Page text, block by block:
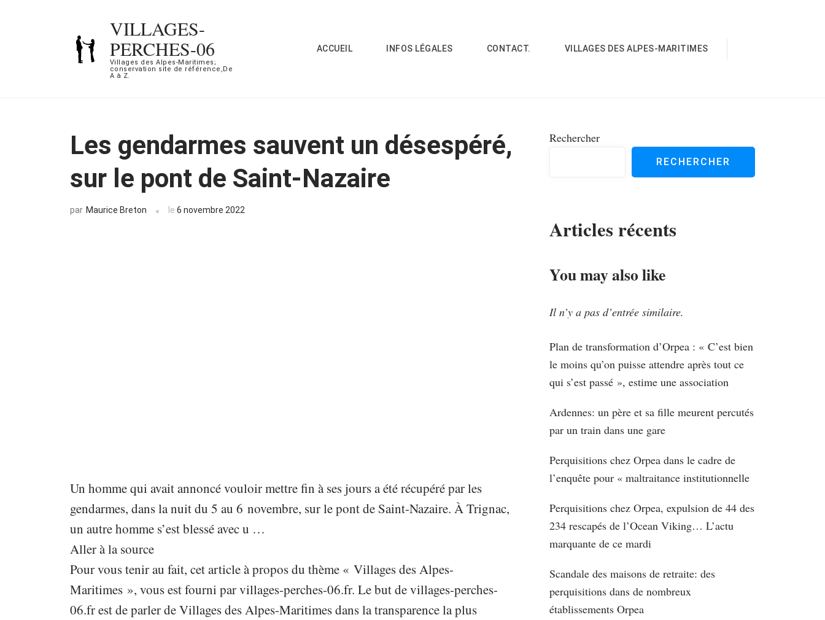
VILLAGES-
PERCHES-06
Villages des Alpes-Maritimes;
conservation site de référence,De
A à Z.
ACCUEIL INFOS LÉGALES CONTACT. VILLAGES DES ALPES-MARITIMES
Les gendarmes sauvent un désespéré,
sur le pont de Saint-Nazaire
par Maurice Breton le 6 novembre 2022
Un homme qui avait annoncé vouloir mettre fin à ses jours a été récupéré par les
gendarmes, dans la nuit du 5 au 6 novembre, sur le pont de Saint-Nazaire. À Trignac,
un autre homme s’est blessé avec u …
Aller à la source
Pour vous tenir au fait, cet article à propos du thème « Villages des Alpes-
Maritimes », vous est fourni par villages-perches-06.fr. Le but de villages-perches-
06.fr est de parler de Villages des Alpes-Maritimes dans la transparence la plus
Rechercher
RECHERCHER
Articles récents
You may also like
Il n’y a pas d’entrée similaire.
Plan de transformation d’Orpea : « C’est bien
le moins qu’on puisse attendre après tout ce
qui s’est passé », estime une association
Ardennes: un père et sa fille meurent percutés
par un train dans une gare
Perquisitions chez Orpea dans le cadre de
l’enquête pour « maltraitance institutionnelle
Perquisitions chez Orpea, expulsion de 44 des
234 rescapés de l’Ocean Viking… L’actu
marquante de ce mardi
Scandale des maisons de retraite: des
perquisitions dans de nombreux
établissements Orpea